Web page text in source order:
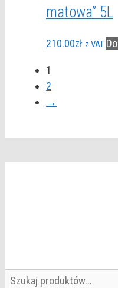
matowa” 5L
210.00zł z VAT
1
2
→
Szukaj